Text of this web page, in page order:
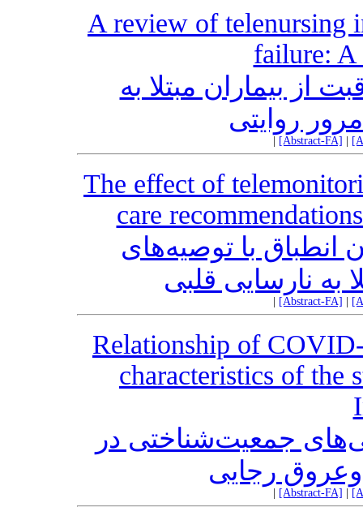
A review of telenursing
failure: A
از بیماران مبتلا به
روایتی
[Abstract-FA]
The effect of
care
انطباق با توصیه‌های
به نارسایی قلبی
[Abstract-FA]
Relationship of
characteristics of the
کووید-19 با ویژگی‌های جمعیت‌شناختی در
رجایی
[Abstract-FA]